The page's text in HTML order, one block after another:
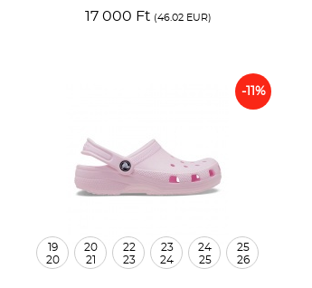
17 000 Ft (46.02 EUR)
-11%
19
20
20
21
22
23
23
24
24
25
25
26